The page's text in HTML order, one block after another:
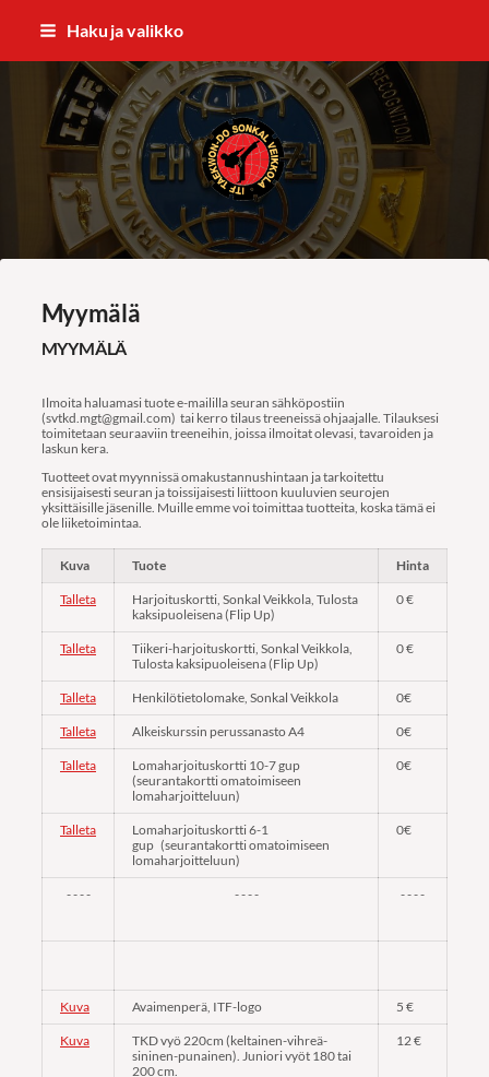
sivun
Haku ja valikko
ITF Taekwon-do Sonkal Veikkola
Myymälä
MYYMÄLÄ
Ilmoita haluamasi tuote e-maililla seuran sähköpostiin
(svtkd.mgt@gmail.com) tai kerro tilaus treeneissä ohjaajalle. Tilauksesi
toimitetaan seuraaviin treeneihin, joissa ilmoitat olevasi, tavaroiden ja
laskun kera.
Tuotteet ovat myynnissä omakustannushintaan ja tarkoitettu
ensisijaisesti seuran ja toissijaisesti liittoon kuuluvien seurojen
yksittäisille jäsenille. Muille emme voi toimittaa tuotteita, koska tämä ei
ole liiketoimintaa.
Kuva Tuote Hinta
Talleta
Harjoituskortti, Sonkal Veikkola, Tulosta
kaksipuoleisena (Flip Up)
0 €
Talleta
Tiikeri-harjoituskortti, Sonkal Veikkola,
Tulosta kaksipuoleisena (Flip Up)
0 €
Talleta Henkilötietolomake, Sonkal Veikkola 0€
Talleta Alkeiskurssin perussanasto A4 0€
Talleta
Lomaharjoituskortti 10-7 gup
(seurantakortti omatoimiseen
lomaharjoitteluun)
0€
Talleta
Lomaharjoituskortti 6-1
gup (seurantakortti omatoimiseen
lomaharjoitteluun)
0€
- - - - - - - - - - - -
Kuva Avaimenperä, ITF-logo 5 €
Kuva
TKD vyö 220cm (keltainen-vihreä-
sininen-punainen). Juniori vyöt 180 tai
200 cm.
12 €